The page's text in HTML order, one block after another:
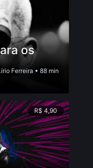
os
Ferreira • 88 min
R$ 4,90